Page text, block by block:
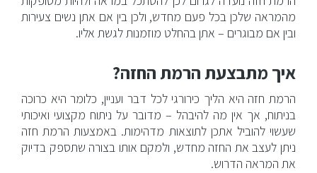
מהמראה שלכן בכל פעם מחדש, ולכן בין אם אתן נשים צעירות
ובין אם מבוגרים – אתן בהחלט מוזמנות לגשת אליו.
איך מתבצעת הרמת החזה?
הרמת חזה היא הליך כירורגי לכל דבר ועניין, כלומר היא כרוכה
בניתוח, אך אין מה להיבהל – מדובר על ניתוח מקצועי ואיכותי
שעשוי להוביל אתכן לתוצאות מדהימות. באמצעות הרמת חזה
ניתן לעצב את החזה מחדש, ולמקם אותו בצורה שתספק בדיוק
את המראה הדרוש.